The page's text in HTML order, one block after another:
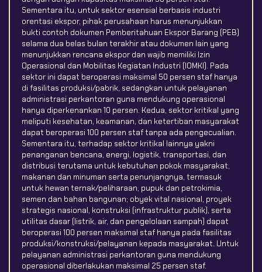
Sementara itu, untuk sektor esensial berbasis industri
orentasi ekspor, pihak perusahaan harus menunjukkan
bukti contoh dokumen Pemberitahuan Ekspor Barang (PEB)
selama dua belas bulan terakhir atau dokumen lain yang
menunjukkan rencana ekspor dan wajib memiliki Izin
Operasional dan Mobilitas Kegiatan Industri (IOMKI). Pada
sektor ini dapat beroperasi maksimal 50 persen staf hanya
di fasilitas produksi/pabrik, sedangkan untuk pelayanan
administrasi perkantoran guna mendukung operasional
hanya diperkenankan 10 persen. Kedua, sektor kritikal yang
meliputi kesehatan, keamanan, dan ketertiban masyarakat
dapat beroperasi 100 persen staf tanpa ada pengecualian.
Sementara itu, terhadap sektor kritikal lainnya yakni
penanganan bencana, energi, logistik, transportasi, dan
distribusi terutama untuk kebutuhan pokok masyarakat,
makanan dan minuman serta penunjangnya, termasuk
untuk hewan ternak/peliharaan, pupuk dan petrokimia,
semen dan bahan bangunan; obyek vital nasional, proyek
strategis nasional, konstruksi (infrastruktur publik), serta
utilitas dasar (listrik, air, dan pengelolaan sampah) dapat
beroperasi 100 persen maksimal staf hanya pada fasilitas
produksi/konstruksi/pelayanan kepada masyarakat. Untuk
pelayanan administrasi perkantoran guna mendukung
operasional diberlakukan maksimal 25 persen staf.